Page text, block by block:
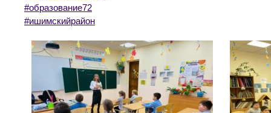
#образование72
#ишимскийрайон